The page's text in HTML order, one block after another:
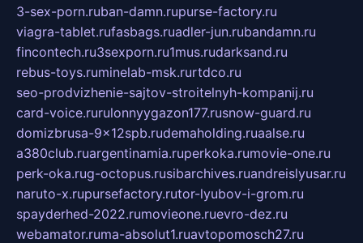
3-sex-porn.ruban-damn.rupurse-factory.ru
viagra-tablet.rufasbags.ruadler-jun.rubandamn.ru
fincontech.ru3sexporn.ru1mus.rudarksand.ru
rebus-toys.ruminelab-msk.rurtdco.ru
seo-prodvizhenie-sajtov-stroitelnyh-kompanij.ru
card-voice.rurulonnyygazon177.rusnow-guard.ru
domizbrusa-9x12spb.rudemaholding.ruaalse.ru
a380club.ruargentinamia.ruperkoka.rumovie-one.ru
perk-oka.rug-octopus.rusibarchives.ruandreislyusar.ru
naruto-x.rupursefactory.rutor-lyubov-i-grom.ru
spayderhed-2022.rumovieone.ruevro-dez.ru
webamator.ruma-absolut1.ruavtopomosch27.ru